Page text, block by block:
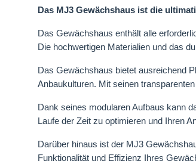
Das MJ3 Gewächshaus ist die
Das Gewächshaus enthält alle
Die hochwertigen Materialien und das
Das Gewächshaus bietet ausreichend
Anbaukulturen. Mit seinen
Dank seines modularen Aufbaus kann
Laufe der Zeit zu optimieren und Ihren
Darüber hinaus ist der MJ3
Funktionalität und Effizienz Ihres